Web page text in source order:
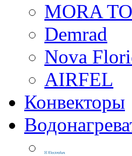
MORA
Demrad
Nova
AIRFEL
Конвекторы